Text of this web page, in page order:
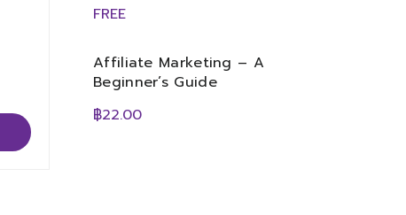
FREE
Affiliate Marketing – A
Beginner’s Guide
฿22.00